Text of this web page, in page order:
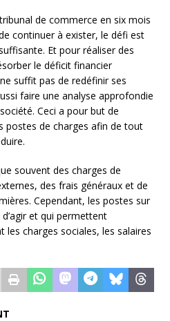
de commerce en six mois
continuer à exister, le défi est
Et pour réaliser des
le déficit financier
suffit pas de redéfinir ses
faire une analyse approfondie
Ceci a pour but de
postes de charges afin de tout
souvent des charges de
des frais généraux et de
Cependant, les postes sur
et qui permettent
les charges sociales, les salaires